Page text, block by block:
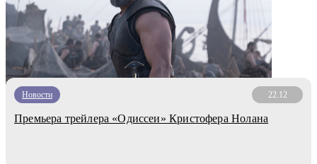
Новости 22.12
Премьера трейлера «Одиссеи» Кристофера Нолана